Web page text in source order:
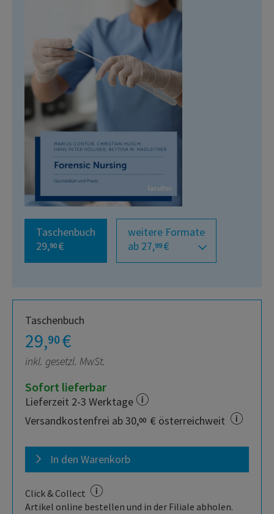
Taschenbuch
29,90 €
weitere Formate
ab 27,99 €
Taschenbuch
29,90€
inkl. gesetzl. MwSt.
Sofort lieferbar
Lieferzeit 2-3 Werktage
Versandkostenfrei ab 30,00 € österreichweit
In den Warenkorb
Click & Collect
Artikel online bestellen und in der Filiale abholen.